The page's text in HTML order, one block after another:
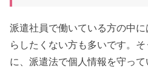
派遣社員で働いている方の中
らしたくない方も多いです。
に、派遣法で個人情報を守っ